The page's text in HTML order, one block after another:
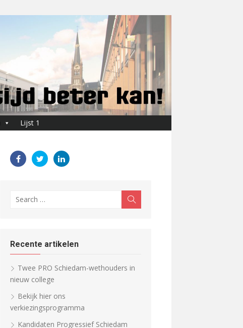
Lijst 1
for:
Recente artikelen
Twee PRO Schiedam-wethouders in
nieuw college
Bekijk hier ons
verkiezingsprogramma
Kandidaten Progressief Schiedam